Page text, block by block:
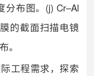
分布图。(j) Cr–Al
的截面扫描电镜
。
工程需求，探索